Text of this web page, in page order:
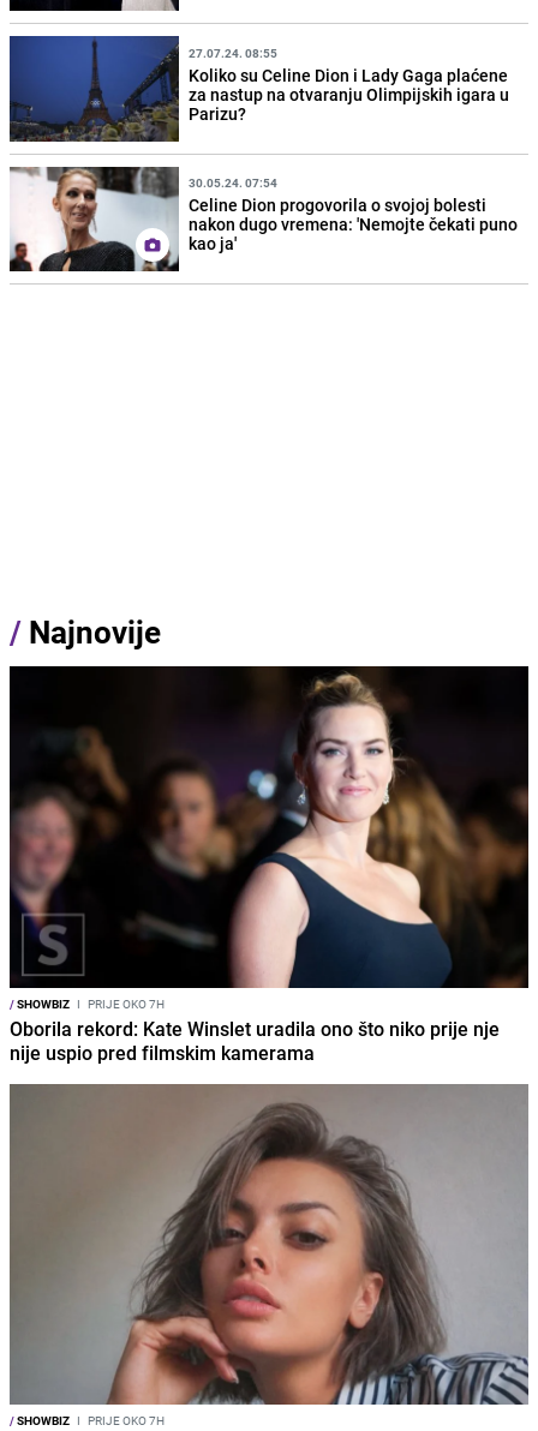
27.07.24. 08:55
Koliko su Celine Dion i Lady Gaga plaćene
za nastup na otvaranju Olimpijskih igara u
Parizu?
30.05.24. 07:54
Celine Dion progovorila o svojoj bolesti
nakon dugo vremena: 'Nemojte čekati puno
kao ja'
/ Najnovije
/SHOWBIZ I PRIJE OKO 7H
Oborila rekord: Kate Winslet uradila ono što niko prije nje
nije uspio pred filmskim kamerama
/SHOWBIZ I PRIJE OKO 7H